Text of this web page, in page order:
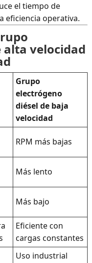
el tiempo de
eficiencia operativa.
alta velocidad
Grupo
electrógeno
diésel de baja
velocidad
RPM más bajas
Más lento
Más bajo
Eficiente con
cargas constantes
Uso industrial